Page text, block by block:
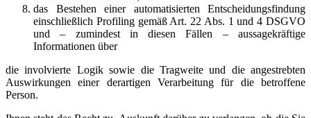
das Bestehen einer automatisierten Entscheidungsfindung
einschließlich Profiling gemäß Art. 22 Abs. 1 und 4 DSGVO
und – zumindest in diesen Fällen – aussagekräftige
Informationen über
die involvierte Logik sowie die Tragweite und die angestrebten
Auswirkungen einer derartigen Verarbeitung für die betroffene
Person.